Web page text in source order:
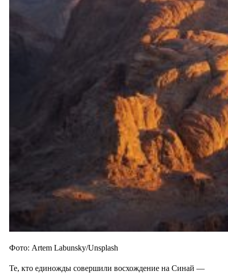
Фото: Artem Labunsky/Unsplash
Те, кто единожды совершили восхождение на Синай —